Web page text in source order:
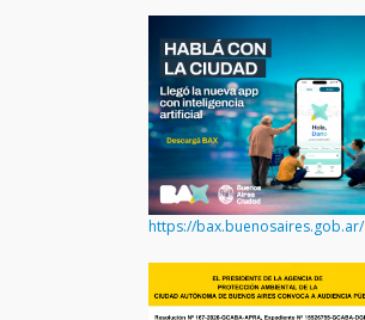
https://bax.buenosaires.gob.ar/